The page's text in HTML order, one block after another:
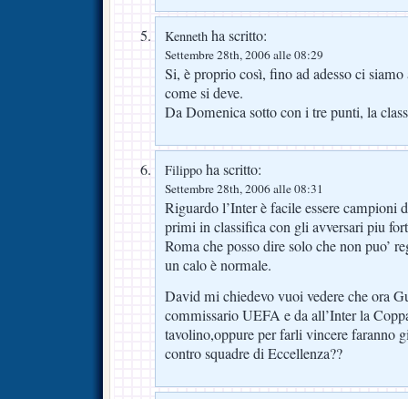
Kenneth ha scritto:
Settembre 28th, 2006 alle 08:29
Si, è proprio così, fino ad adesso ci
come si deve.
Da Domenica sotto con i tre punti, la
Filippo ha scritto:
Settembre 28th, 2006 alle 08:31
Riguardo l’Inter è facile essere campioni
primi in classifica con gli avversari piu
Roma che posso dire solo che non puo’
un calo è normale.
David mi chiedevo vuoi vedere che ora
commissario UEFA e da all’Inter la
tavolino,oppure per farli vincere faranno
contro squadre di Eccellenza??